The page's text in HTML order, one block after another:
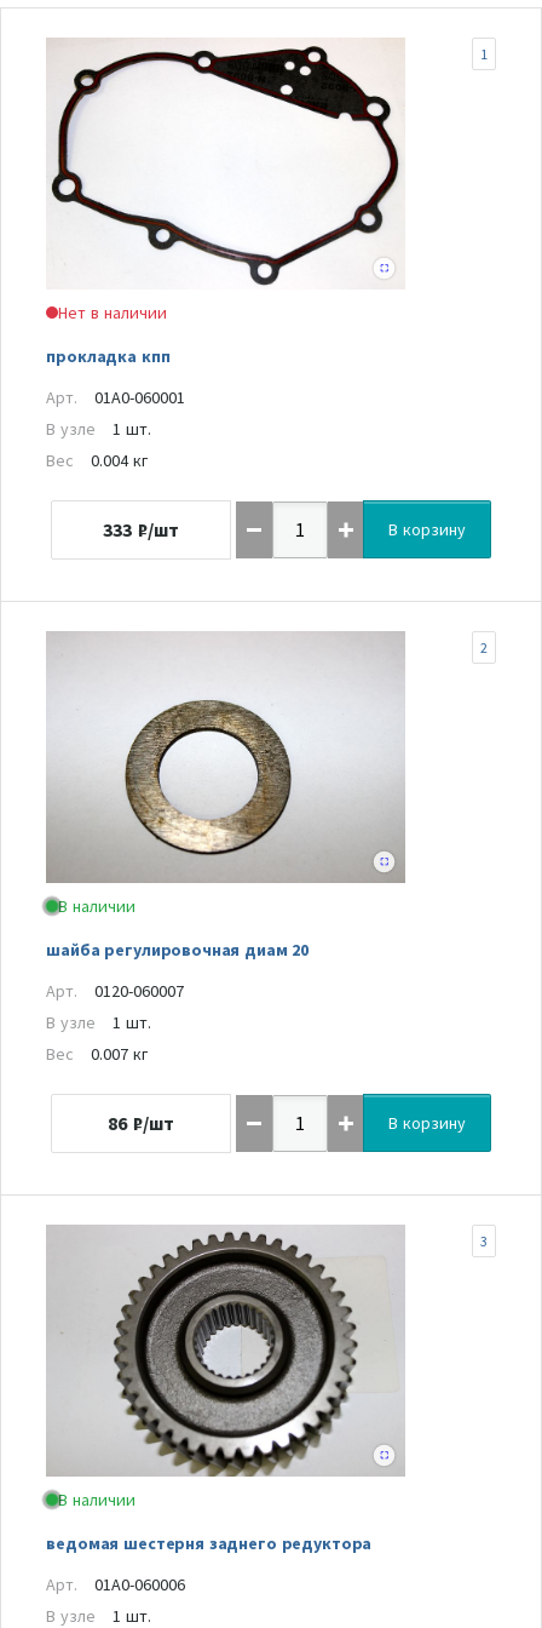
Нет в наличии
прокладка кпп
1
Арт.
01A0-060001
В узле
1 шт.
Вес
0.004 кг
333 ₽/шт В корзину
В наличии
шайба регулировочная диам 20
2
Арт.
0120-060007
В узле
1 шт.
Вес
0.007 кг
86 ₽/шт В корзину
В наличии
ведомая шестерня заднего редуктора
3
Арт.
01A0-060006
В узле
1 шт.